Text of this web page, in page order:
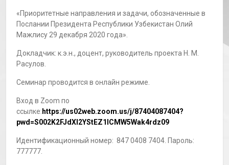
«Приоритетные направления и задачи, обозначенные в
Послании Президента Республики Узбекистан Олий
Мажлису 29 декабря 2020 года».
Докладчик: к.э.н., доцент, руководитель проекта Н. М.
Расулов.
Семинар проводится в онлайн режиме.
Вход в Zoom по
ссылке: https://us02web.zoom.us/j/87404087404?
pwd=S002K2FJdXl2YStEZ1lCMW5Wak4rdz09
Идентификационный номер: 847 0408 7404. Пароль:
777777.